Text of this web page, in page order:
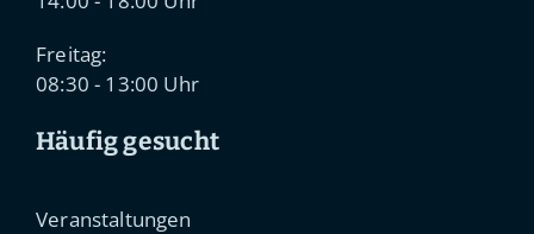
Freitag:
08:30 - 13:00 Uhr
Häufig gesucht
Veranstaltungen